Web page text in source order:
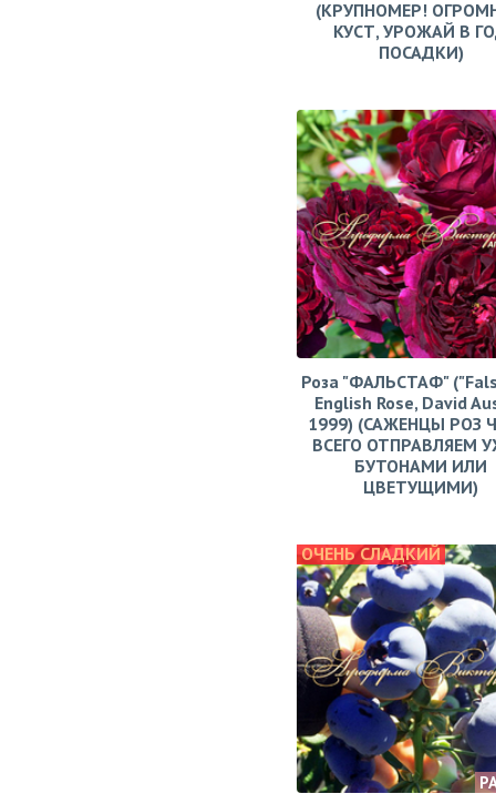
(КРУПНОМЕР!
КУСТ, УРОЖАЙ В
ПОСАДКИ)
Роза "ФАЛЬСТАФ"
English Rose, David
1999) (САЖЕНЦЫ РОЗ
ВСЕГО ОТПРАВЛЯЕМ
БУТОНАМИ ИЛИ
ЦВЕТУЩИМИ)
ОЧЕНЬ СЛАДКИЙ